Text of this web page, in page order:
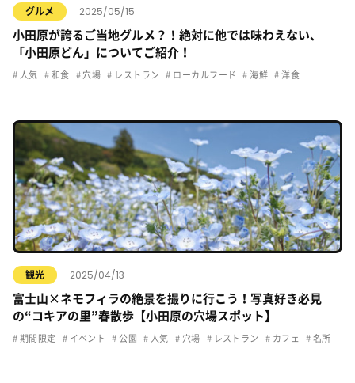
グルメ 2025/05/15
小田原が誇るご当地グルメ？！絶対に他では味わえない、
「小田原どん」についてご紹介！
人気 和食 穴場 レストラン ローカルフード 海鮮 洋食
観光 2025/04/13
富士山×ネモフィラの絶景を撮りに行こう！写真好き必見
の“コキアの里”春散歩【小田原の穴場スポット】
期間限定 イベント 公園 人気 穴場 レストラン カフェ 名所